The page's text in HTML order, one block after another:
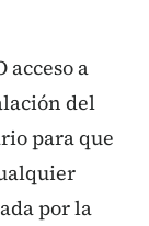
acceso a
del
para que
por la